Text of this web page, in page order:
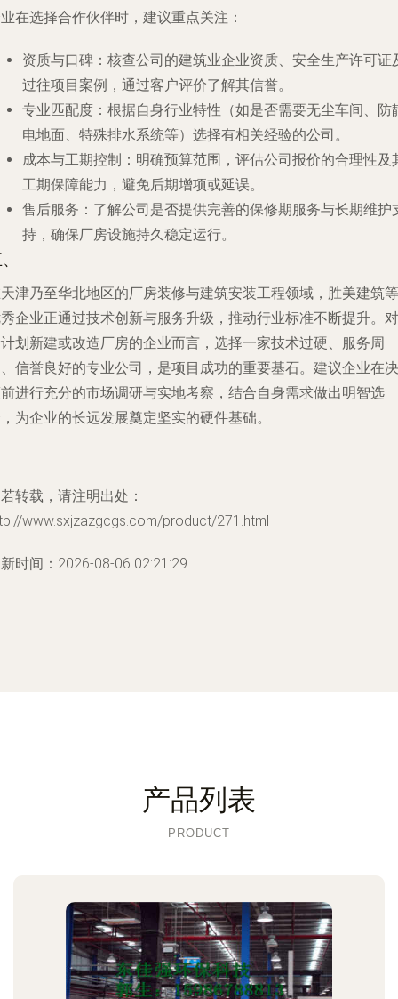
在选择合作伙伴时，建议重点关注：
资质与口碑 ：核查公司的建筑业企业资质、安全生产许可证
过往项目案例，通过客户评价了解其信誉。
专业匹配度 ：根据自身行业特性（如是否需要无尘车间、防
电地面、特殊排水系统等）选择有相关经验的公司。
成本与工期控制 ：明确预算范围，评估公司报价的合理性及
工期保障能力，避免后期增项或延误。
售后服务 ：了解公司是否提供完善的保修期服务与长期维护
持，确保厂房设施持久稳定运行。
津乃至华北地区的厂房装修与建筑安装工程领域，胜美建筑等
企业正通过技术创新与服务升级，推动行业标准不断提升。对
划新建或改造厂房的企业而言，选择一家技术过硬、服务周
信誉良好的专业公司，是项目成功的重要基石。建议企业在决
进行充分的市场调研与实地考察，结合自身需求做出明智选
为企业的长远发展奠定坚实的硬件基础。
转载，请注明出处：
www.sxjzazgcgs.com/product/271.html
时间：2026-08-06 02:21:29
产品列表
PRODUCT